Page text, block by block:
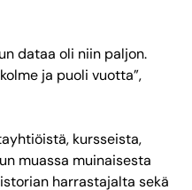
dataa oli niin paljon.
ja puoli vuotta”,
kursseista,
muassa muinaisesta
harrastajalta sekä